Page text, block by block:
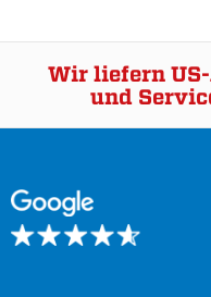
Wir liefern
und